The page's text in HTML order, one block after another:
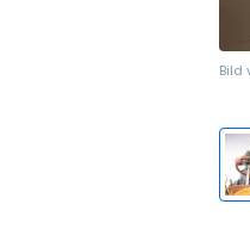
Bild